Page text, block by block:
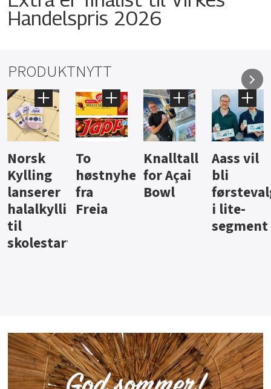
Handelspris 2026
PRODUKTNYTT
Knalltall
for Açai
Bowl
Aass vil
bli
førstevalg
i lite-
Brus og
jus fra
Berentsen
Hard
iste fra
Hansa